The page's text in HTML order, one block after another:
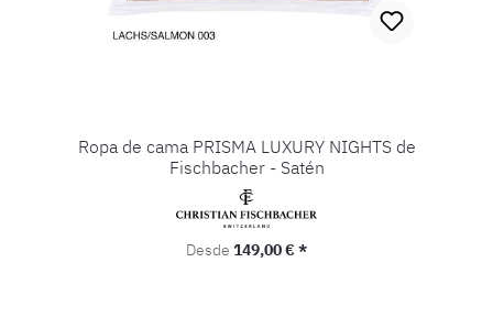
Ropa de cama PRISMA LUXURY NIGHTS de
Fischbacher - Satén
Precio normal:
Desde 149,00 € *